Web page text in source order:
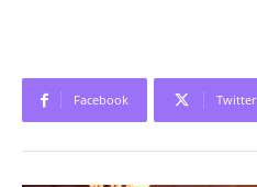
Facebook Twitter